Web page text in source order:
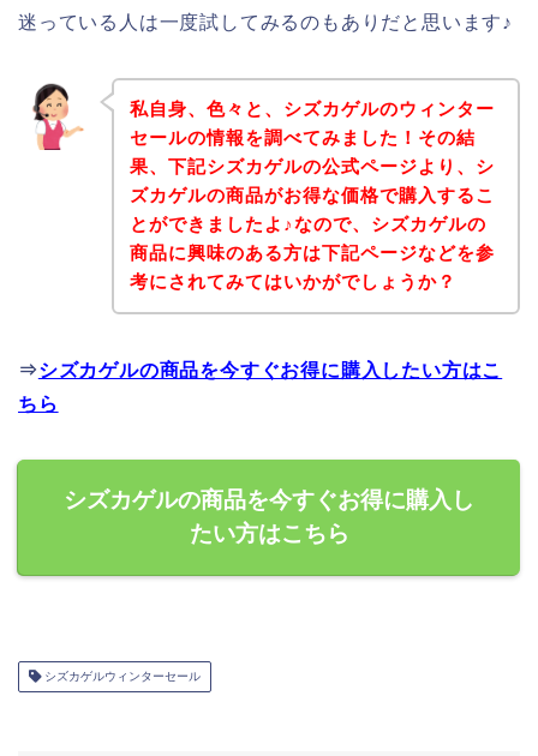
迷っている人は一度試してみるのもありだと思います♪
私自身、色々と、シズカゲルのウィンター
セールの情報を調べてみました！その結
果、下記シズカゲルの公式ページより、シ
ズカゲルの商品がお得な価格で購入するこ
とができましたよ♪なので、シズカゲルの
商品に興味のある方は下記ページなどを参
考にされてみてはいかがでしょうか？
⇒シズカゲルの商品を今すぐお得に購入したい方はこ
ちら
シズカゲルの商品を今すぐお得に購入し
たい方はこちら
シズカゲルウィンターセール